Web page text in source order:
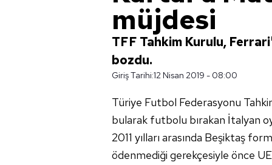
müjdesi
TFF Tahkim Kurulu,
bozdu.
Giriş Tarihi:12 Nisan 2019 - 08:00
Türiye Futbol Federasyonu
bularak futbolu bırakan İtalyan
2011 yılları arasında Beşiktaş
ödenmediği gerekçesiyle önce